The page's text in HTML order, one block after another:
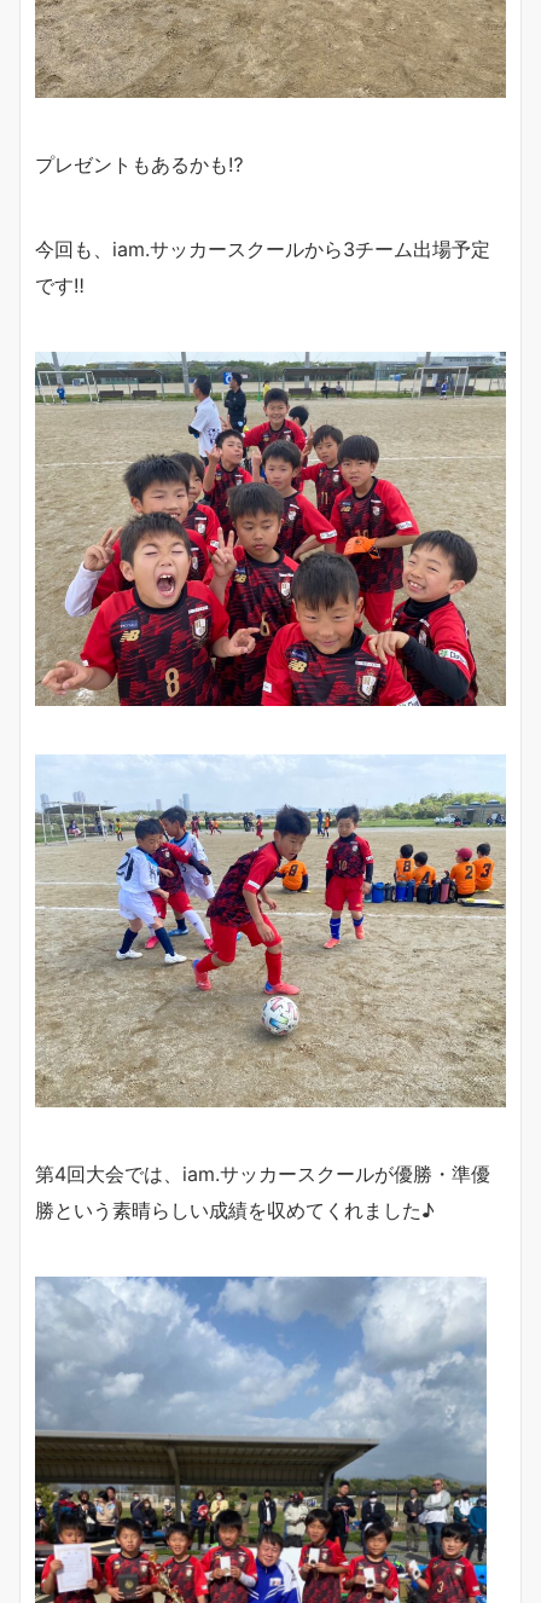
プレゼントもあるかも⁉︎
今回も、iam.サッカースクールから3チーム出場予定
です‼︎
第4回大会では、iam.サッカースクールが優勝・準優
勝という素晴らしい成績を収めてくれました♪